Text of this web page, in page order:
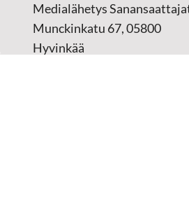
Medialähetys
Munckinkatu 67, 05800
Hyvinkää